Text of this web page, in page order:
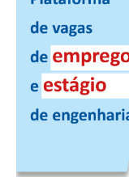
MANUAL DE
RELEASES
CONTATO
CADASTRO